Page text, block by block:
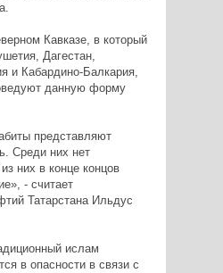
Кавказе, в который
Дагестан,
и Кабардино-Балкария,
данную форму
представляют
Среди них нет
них в конце концов
- считает
Татарстана Ильдус
ислам
в опасности в связи с